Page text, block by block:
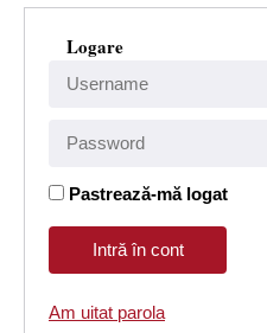
Logare
Pastrează-mă logat
Am uitat parola